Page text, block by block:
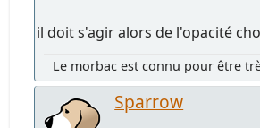
il doit s'agir alors de l'opacité
Le morbac est connu pour être
Sparrow